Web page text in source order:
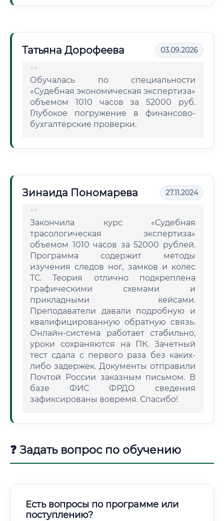
Татьяна Дорофеева 03.09.2026
Обучалась по специальности
«Судебная экономическая экспертиза»
объемом 1010 часов за 52000 руб.
Глубокое погружение в финансово-
бухгалтерские проверки.
Зинаида Пономарева 27.11.2024
Закончила курс «Судебная
трасологическая экспертиза»
объемом 1010 часов за 52000 рублей.
Программа содержит методы
изучения следов ног, замков и колес
ТС. Теория отлично подкреплена
графическими схемами и
прикладными кейсами.
Преподаватели давали подробную и
квалифицированную обратную связь.
Онлайн-система работает стабильно,
уроки сохраняются на ПК. Зачетный
тест сдала с первого раза без каких-
либо задержек. Документы отправили
Почтой России заказным письмом. В
базе ФИС ФРДО сведения
зафиксированы вовремя. Спасибо!
❓ Задать вопрос по обучению
Есть вопросы по программе или
поступлению?